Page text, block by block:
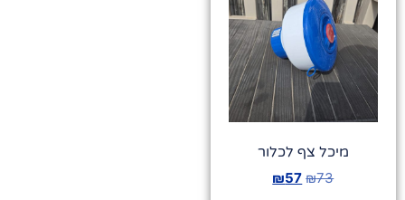
מיכל צף לכלור
₪73
₪57